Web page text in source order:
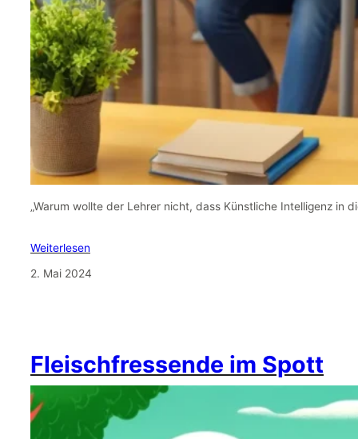
„Warum wollte der Lehrer nicht, dass Künstliche Intelligenz in
Weiterlesen
2. Mai 2024
Fleischfressende im Spott